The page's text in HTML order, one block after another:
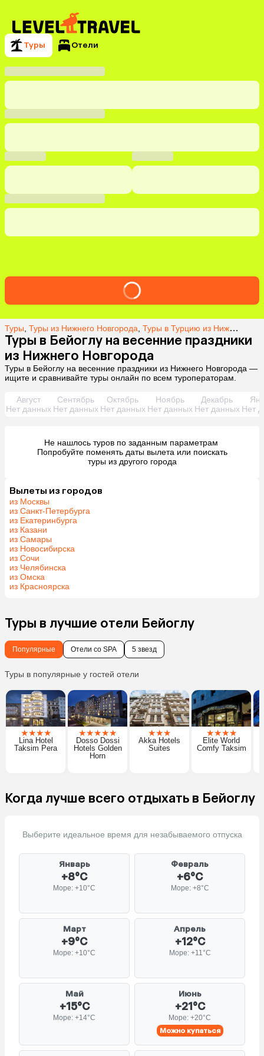
Туры Отели
Туры Туры из Нижнего Новгорода Туры в Турцию из Нижнего Новгорода
Туры в Бейоглу на весенние праздники
из Нижнего Новгорода
Туры в Бейоглу на весенние праздники из Нижнего Новгорода —
ищите и сравнивайте туры онлайн по всем туроператорам.
Август
Нет данных
Сентябрь
Нет данных
Октябрь
Нет данных
Ноябрь
Нет данных
Декабрь
Нет данных Нет
Не нашлось туров по заданным параметрам
туры из другого города
Вылеты из городов
из Москвы
из Санкт-Петербурга
из Екатеринбурга
из Казани
из Самары
из Новосибирска
из Сочи
из Челябинска
из Омска
из Красноярска
Туры в лучшие отели Бейоглу
Популярные Отели со SPA 5 звезд
Туры в популярные у гостей отели
★★★★
Lina Hotel
Taksim Pera
★★★★★
Dosso Dossi
Hotels Golden
Horn
★★★
Akka Hotels
Suites
★★★★
Elite World
Comfy Taksim
Когда лучше всего отдыхать в Бейоглу
Выберите идеальное время для незабываемого отпуска
Январь
+8°C
Море: +10°C
Февраль
+6°C
Море: +8°C
Март
+9°C
Море: +10°C
Апрель
+12°C
Море: +11°C
Май
+15°C
Море: +14°C
Июнь
+21°C
Море: +20°C
Можно купаться